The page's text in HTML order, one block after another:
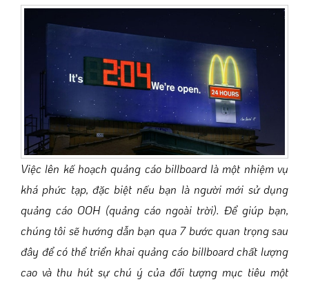
Việc lên kế hoạch quảng cáo billboard là một nhiệm vụ
khá phức tạp, đặc biệt nếu bạn là người mới sử dụng
quảng cáo OOH (quảng cáo ngoài trời). Để giúp bạn,
chúng tôi sẽ hướng dẫn bạn qua 7 bước quan trọng sau
đây để có thể triển khai quảng cáo billboard chất lượng
cao và thu hút sự chú ý của đối tượng mục tiêu một